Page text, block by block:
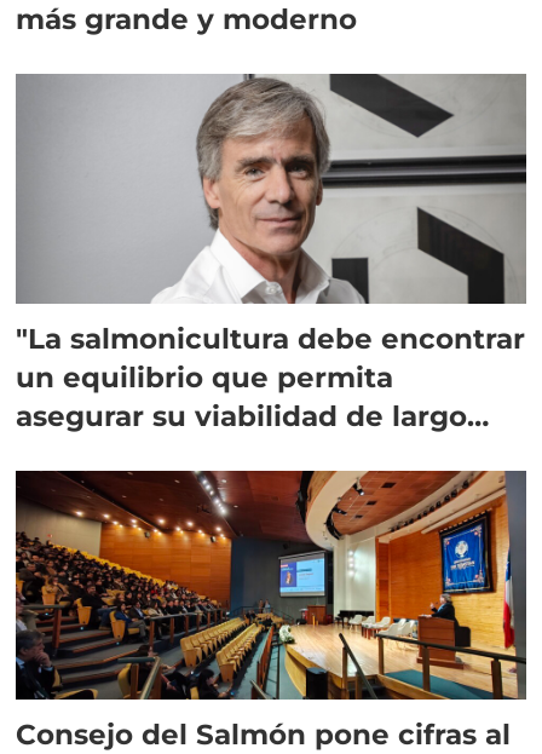
más grande y moderno
"La salmonicultura debe encontrar
un equilibrio que permita
asegurar su viabilidad de largo
Consejo del Salmón pone cifras al